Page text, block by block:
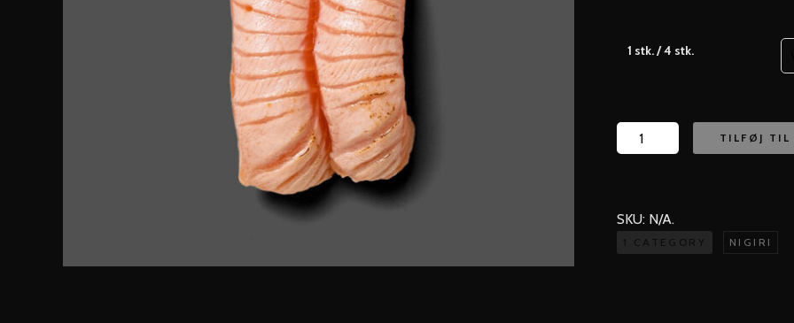
1 stk. / 4 stk.
10.
antal
TILFØJ TIL
SKU: N/A.
1 CATEGORY NIGIRI